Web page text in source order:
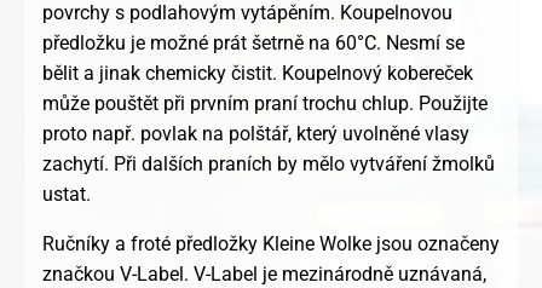
povrchy s podlahovým vytápěním. Koupelnovou
předložku je možné prát šetrně na 60°C. Nesmí se
bělit a jinak chemicky čistit. Koupelnový kobereček
může pouštět při prvním praní trochu chlup. Použijte
proto např. povlak na polštář, který uvolněné vlasy
zachytí. Při dalších praních by mělo vytváření žmolků
ustat.
Ručníky a froté předložky Kleine Wolke jsou označeny
značkou V-Label. V-Label je mezinárodně uznávaná,